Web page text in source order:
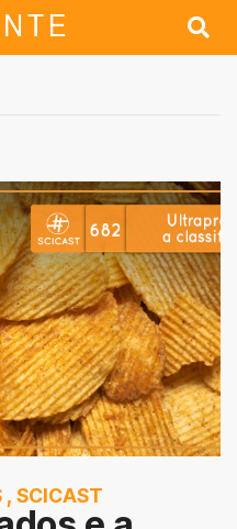
, SCICAST